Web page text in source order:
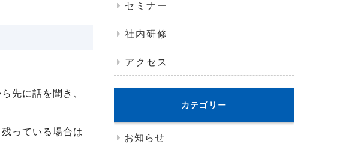
先に話を聞き、
っている場合は
セミナー
社内研修
アクセス
カテゴリー
お知らせ